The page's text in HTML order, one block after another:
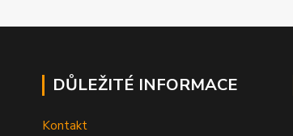
DŮLEŽITÉ INFORMACE
Kontakt